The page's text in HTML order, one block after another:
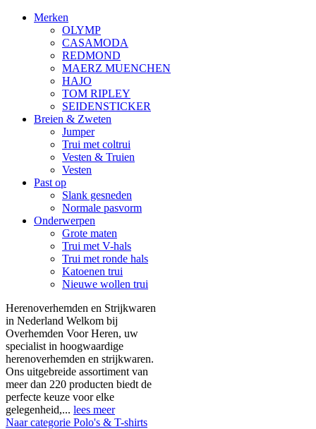
Merken
OLYMP
CASAMODA
REDMOND
MAERZ MUENCHEN
HAJO
TOM RIPLEY
SEIDENSTICKER
Breien & Zweten
Jumper
Trui met coltrui
Vesten & Truien
Vesten
Past op
Slank gesneden
Normale pasvorm
Onderwerpen
Grote maten
Trui met V-hals
Trui met ronde hals
Katoenen trui
Nieuwe wollen trui
Herenoverhemden en Strijkwaren
in Nederland Welkom bij
Overhemden Voor Heren, uw
specialist in hoogwaardige
herenoverhemden en strijkwaren.
Ons uitgebreide assortiment van
meer dan 220 producten biedt de
perfecte keuze voor elke
gelegenheid,... lees meer
Naar categorie Polo's & T-shirts